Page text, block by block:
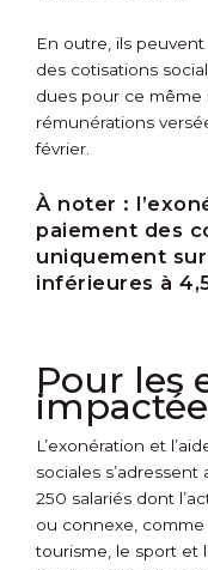
En outre, ils
des cotisations
dues pour ce même
rémunérations
février.
À noter :
paiement des
uniquement
inférieures à
Pour les
L’exonération et
sociales
250 salariés dont
ou connexe, comme
tourisme, le sport et